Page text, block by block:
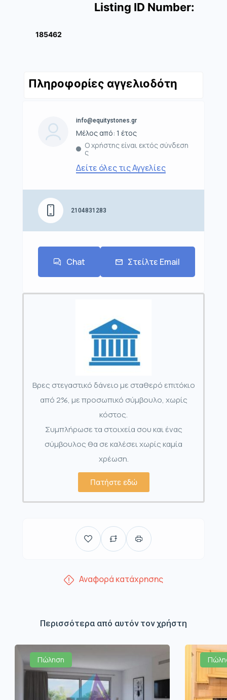
Listing ID Number:
185462
Πληροφορίες αγγελιοδότη
info@equitystones.gr
Μέλος από: 1 έτος
Ο χρήστης είναι εκτός σύνδεση
ς
Δείτε όλες τις Αγγελίες
2104831283
Chat Στείλτε Email
Βρες στεγαστικό δάνειο με σταθερό επιτόκιο
από 2%, με προσωπικό σύμβουλο, χωρίς
κόστος.
Συμπλήρωσε τα στοιχεία σου και ένας
σύμβουλος θα σε καλέσει χωρίς καμία
χρέωση.
Πατήστε εδώ
Αναφορά κατάχρησης
Περισσότερα από αυτόν τον χρήστη
Πώληση